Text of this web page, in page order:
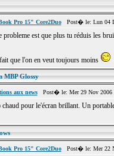
Pro 15" Core2DuoPost� le: Lun 04
probleme est que plus tu réduis les
que l'on en veut toujours moins
MBP Glossy
aux newsPost� le: Mer 29 Nov 2006
chaud pour le'écran brillant. Un
Pro 15" Core2DuoPost� le: Mer 22